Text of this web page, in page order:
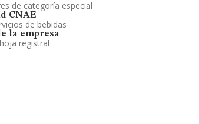
de categoría especial
CNAE
de bebidas
la empresa
registral